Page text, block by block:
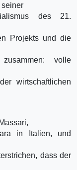
seiner
des 21.
Projekts und die
volle
wirtschaftlichen
in Italien, und
dass der